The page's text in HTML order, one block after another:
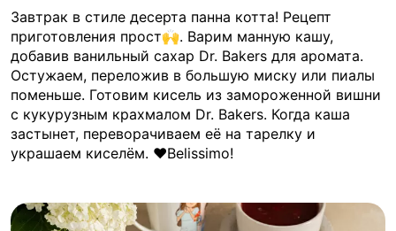
Завтрак в стиле десерта панна котта! Рецепт
приготовления прост🙌. Варим манную кашу,
добавив ванильный сахар Dr. Bakers для аромата.
Остужаем, переложив в большую миску или пиалы
поменьше. Готовим кисель из замороженной вишни
с кукурузным крахмалом Dr. Bakers. Когда каша
застынет, переворачиваем её на тарелку и
украшаем киселём. ❤️Belissimo!